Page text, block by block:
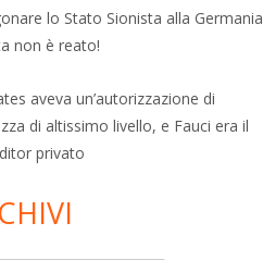
lo Stato Sionista alla Germania
non è reato!
aveva un’autorizzazione di
di altissimo livello, e Fauci era il
privato